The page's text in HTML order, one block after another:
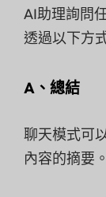
AI助理詢問
透過以下方
A、總結
聊天模式可
內容的摘要。